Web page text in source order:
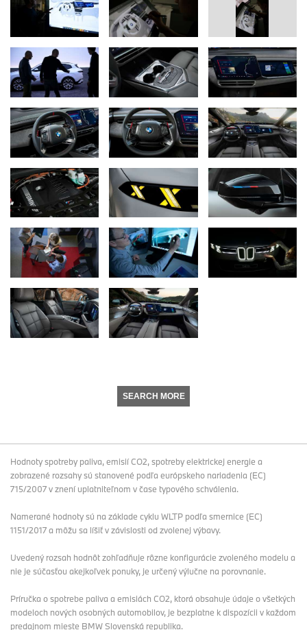
SEARCH MORE
Hodnoty spotreby paliva, emisií CO2, spotreby elektrickej energie a
zobrazené rozsahy sú stanovené podľa európskeho nariadenia (EC)
715/2007 v znení uplatniteľnom v čase typového schválenia.
Namerané hodnoty sú na základe cyklu WLTP podľa smernice (EC)
1151/2017 a môžu sa líšiť v závislosti od zvolenej výbavy.
Uvedený rozsah hodnôt zohľadňuje rôzne konfigurácie zvoleného modelu a
nie je súčasťou akejkoľvek ponuky, je určený výlučne na porovnanie.
Príručka o spotrebe paliva a emisiách CO2, ktorá obsahuje údaje o všetkých
modeloch nových osobných automobilov, je bezplatne k dispozícii v každom
predajnom mieste BMW Slovenská republika.